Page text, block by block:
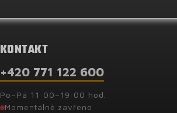
KONTAKT
+420 771 122 600
Po–Pá 11:00–19:00 hod.
Momentálně zavřeno